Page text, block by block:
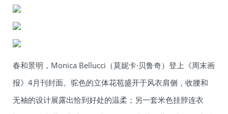
春和景明，Monica Bellucci（莫妮卡·贝鲁奇）登上《周末画
报》4月刊封面。驼色的立体花苞盛开于风衣肩侧，收腰和
无袖的设计展露出恰到好处的温柔；另一套米色挂脖连衣